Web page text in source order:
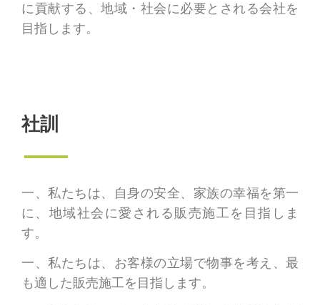
に貢献する、地域・社会に必要とされる会社を
目指します。
社訓
一、私たちは、自身の安全、家族の幸福を第一
に、地域社会に愛される販売施工を目指しま
す。
一、私たちは、お客様の立場で物事を考え、最
も適した販売施工を目指します。